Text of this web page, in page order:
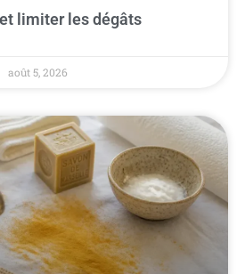
limiter les dégâts
août 5, 2026